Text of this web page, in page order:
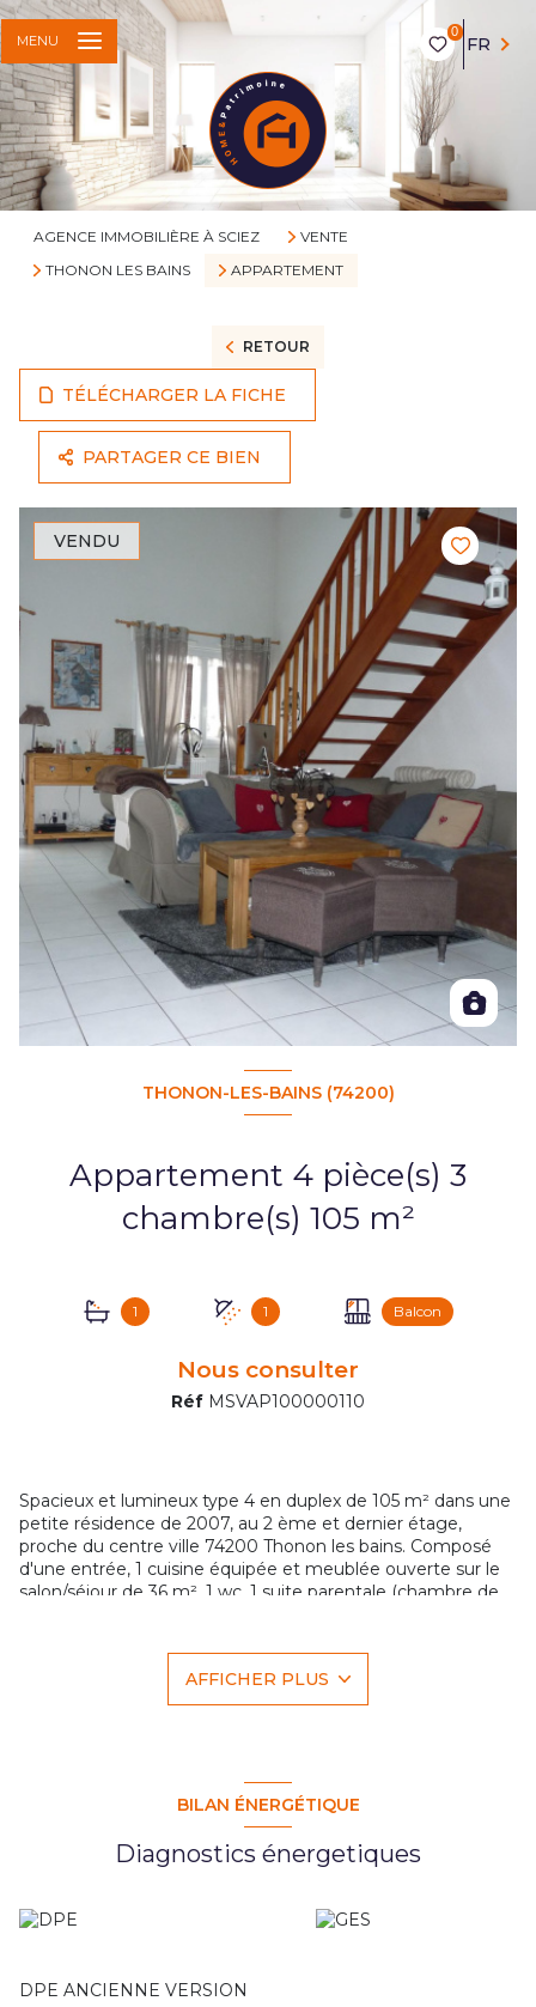
0
FR
MENU
AGENCE IMMOBILIÈRE À SCIEZ
VENTE
THONON LES BAINS
APPARTEMENT
RETOUR
TÉLÉCHARGER LA FICHE
PARTAGER CE BIEN
VENDU
THONON-LES-BAINS (74200)
Appartement 4 pièce(s) 3
chambre(s) 105 m²
1 1 Balcon
Nous consulter
Réf MSVAP100000110
Spacieux et lumineux type 4 en duplex de 105 m² dans une
petite résidence de 2007, au 2 ème et dernier étage,
proche du centre ville 74200 Thonon les bains. Composé
d'une entrée, 1 cuisine équipée et meublée ouverte sur le
salon/séjour de 36 m², 1 wc, 1 suite parentale (chambre de
l'étage : 1 mezzanine de 11,25 m² surplombant le rez de
chaussé, 2 chambres de 11 et 10 m² dont 1 avec 1 balcon
vue lac, 1 dressing de 4 m² et 1 salle de douche avec 1 wc.
Copropriété de 12 lots principaux.
AFFICHER PLUS
BILAN ÉNERGÉTIQUE
Diagnostics énergetiques
DPE ANCIENNE VERSION